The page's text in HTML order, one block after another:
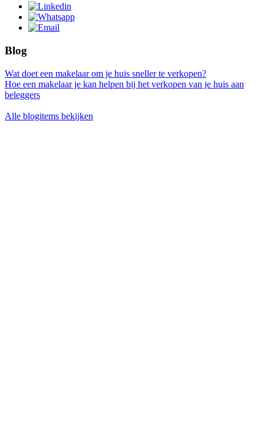
Blog
Wat doet een makelaar om je huis sneller te verkopen?
Hoe een makelaar je kan helpen bij het verkopen van je huis aan
beleggers
Alle blogitems bekijken